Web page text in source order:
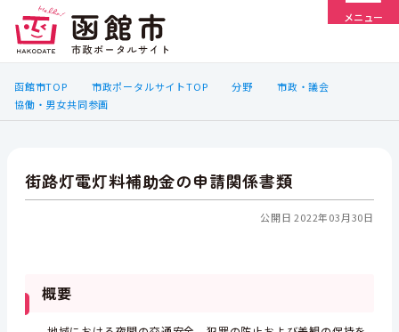
メニュー
函館市TOP 市政ポータルサイトTOP 分野
市政・議会
協働・男女共同参画
街路灯電灯料補助金の申請関係書類
公開日 2022年03月30日
概要